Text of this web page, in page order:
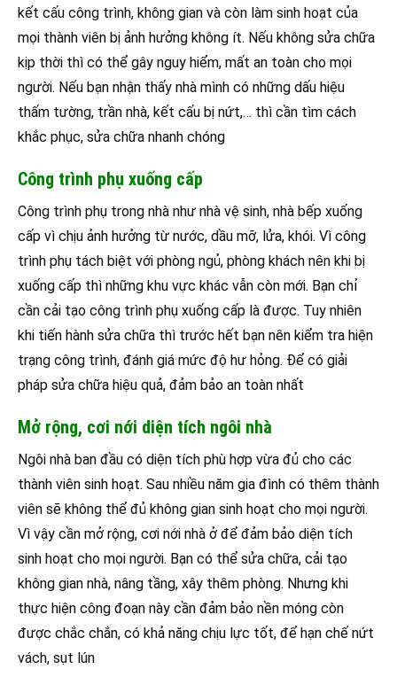
kết cấu công trình, không gian và còn làm sinh hoạt của
mọi thành viên bị ảnh hưởng không ít. Nếu không sửa chữa
kịp thời thì có thể gây nguy hiểm, mất an toàn cho mọi
người. Nếu bạn nhận thấy nhà mình có những dấu hiệu
thấm tường, trần nhà, kết cấu bị nứt,… thì cần tìm cách
khắc phục, sửa chữa nhanh chóng
Công trình phụ xuống cấp
Công trình phụ trong nhà như nhà vệ sinh, nhà bếp xuống
cấp vì chịu ảnh hưởng từ nước, dầu mỡ, lửa, khói. Vì công
trình phụ tách biệt với phòng ngủ, phòng khách nên khi bị
xuống cấp thì những khu vực khác vẫn còn mới. Bạn chỉ
cần cải tạo công trình phụ xuống cấp là được. Tuy nhiên
khi tiến hành sửa chữa thì trước hết bạn nên kiểm tra hiện
trạng công trình, đánh giá mức độ hư hỏng. Để có giải
pháp sửa chữa hiệu quả, đảm bảo an toàn nhất
Mở rộng, cơi nới diện tích ngôi nhà
Ngôi nhà ban đầu có diện tích phù hợp vừa đủ cho các
thành viên sinh hoạt. Sau nhiều năm gia đình có thêm thành
viên sẽ không thể đủ không gian sinh hoạt cho mọi người.
Vì vậy cần mở rộng, cơi nới nhà ở để đảm bảo diện tích
sinh hoạt cho mọi người. Bạn có thể sửa chữa, cải tạo
không gian nhà, nâng tầng, xây thêm phòng. Nhưng khi
thực hiện công đoạn này cần đảm bảo nền móng còn
được chắc chắn, có khả năng chịu lực tốt, để hạn chế nứt
vách, sụt lún